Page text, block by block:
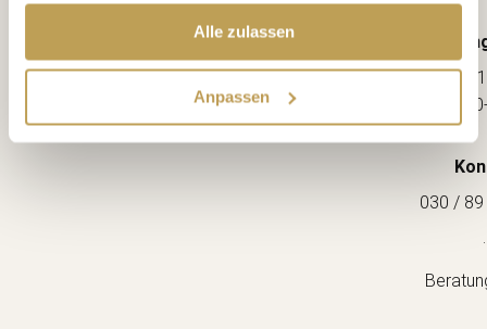
Alle zulassen
Anpassen
Mo-Fr:
Sa:
030 /